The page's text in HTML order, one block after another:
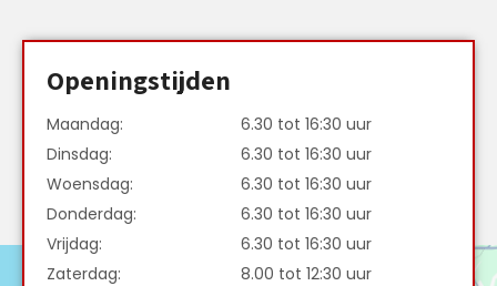
Openingstijden
Maandag:
6.30 tot 16:30 uur
Dinsdag:
6.30 tot 16:30 uur
Woensdag:
6.30 tot 16:30 uur
Donderdag:
6.30 tot 16:30 uur
Vrijdag:
6.30 tot 16:30 uur
Zaterdag:
8.00 tot 12:30 uur